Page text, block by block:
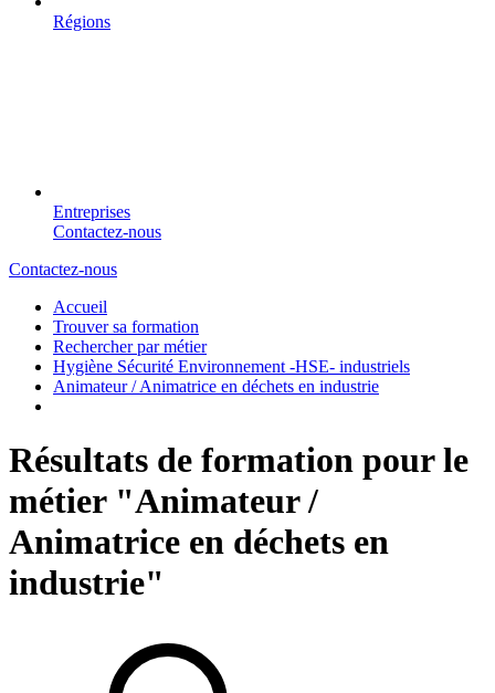
Régions
Entreprises
Contactez-nous
Contactez-nous
Accueil
Trouver sa formation
Rechercher par métier
Hygiène Sécurité Environnement -HSE- industriels
Animateur / Animatrice en déchets en industrie
Résultats de formation pour le
métier "Animateur /
Animatrice en déchets en
industrie"